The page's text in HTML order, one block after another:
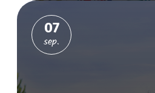
07
sep.